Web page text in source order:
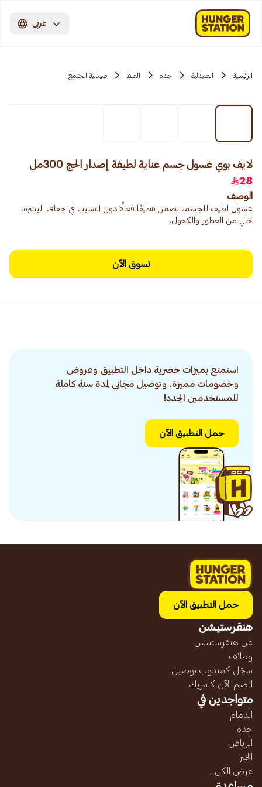
عربي
الرئيسية الصيدلية جده الصفا صيدلية المجتمع
لايف بوي غسول جسم عناية لطيفة إصدار الحج 300مل
28
الوصف
غسول لطيف للجسم، يضمن تنظيفًا فعالًا دون التسبب في جفاف البشرة،
خالٍ من العطور والكحول.
تسوق الآن
استمتع بميزات حصرية داخل التطبيق وعروض
وخصومات مميزة. وتوصيل مجاني لمدة سنة كاملة
للمستخدمين الجدد!
حمل التطبيق الآن
حمل التطبيق الآن
هنقرستيشن
عن هنقرستيشن
وظائف
سجّل كمندوب توصيل
انضم الآن كشريك
متواجدين في
الدمام
جده
الرياض
الخبر
عرض الكل...